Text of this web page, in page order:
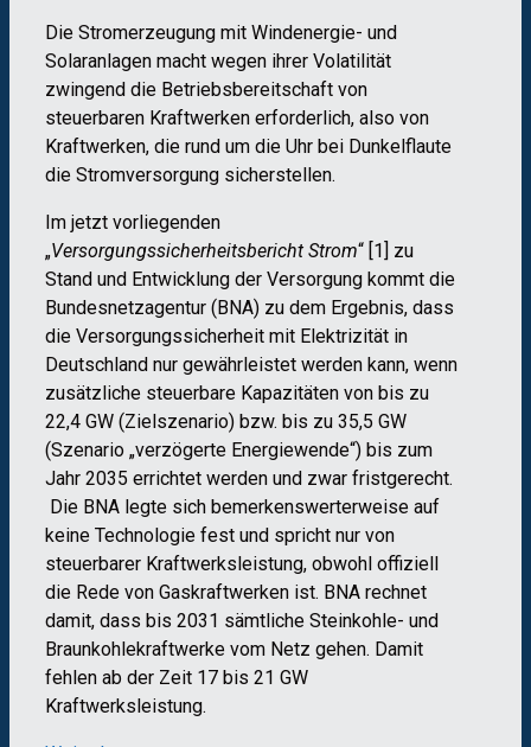
Die Stromerzeugung mit Windenergie- und
Solaranlagen macht wegen ihrer Volatilität
zwingend die Betriebsbereitschaft von
steuerbaren Kraftwerken erforderlich, also von
Kraftwerken, die rund um die Uhr bei Dunkelflaute
die Stromversorgung sicherstellen.
Im jetzt vorliegenden
„Versorgungssicherheitsbericht Strom“ [1] zu
Stand und Entwicklung der Versorgung kommt die
Bundesnetzagentur (BNA) zu dem Ergebnis, dass
die Versorgungssicherheit mit Elektrizität in
Deutschland nur gewährleistet werden kann, wenn
zusätzliche steuerbare Kapazitäten von bis zu
22,4 GW (Zielszenario) bzw. bis zu 35,5 GW
(Szenario „verzögerte Energiewende“) bis zum
Jahr 2035 errichtet werden und zwar fristgerecht.
Die BNA legte sich bemerkenswerterweise auf
keine Technologie fest und spricht nur von
steuerbarer Kraftwerksleistung, obwohl offiziell
die Rede von Gaskraftwerken ist. BNA rechnet
damit, dass bis 2031 sämtliche Steinkohle- und
Braunkohlekraftwerke vom Netz gehen. Damit
fehlen ab der Zeit 17 bis 21 GW
Kraftwerksleistung.